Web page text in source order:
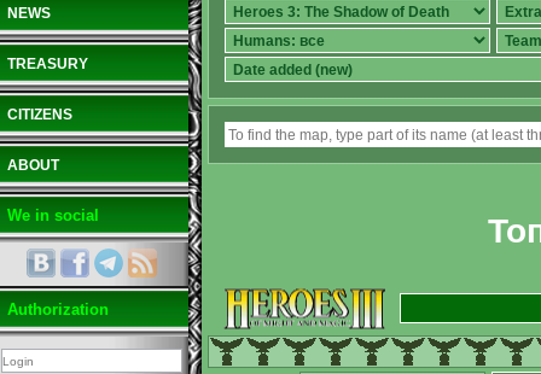
NEWS
TREASURY
CITIZENS
ABOUT
We in social
Authorization